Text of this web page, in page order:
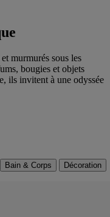
murmurés sous les
bougies et objets
ils invitent à une odyssée
Bain & Corps Décoration